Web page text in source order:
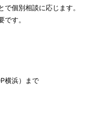
個別相談に応じます。
す。
横浜）まで